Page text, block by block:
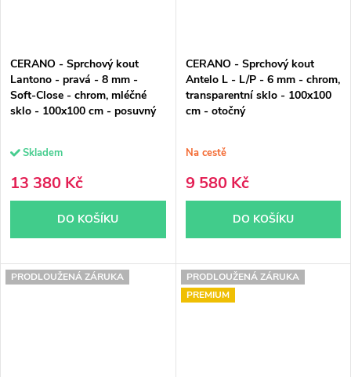
CERANO - Sprchový kout
Lantono - pravá - 8 mm -
Soft-Close - chrom, mléčné
sklo - 100x100 cm - posuvný
Skladem
13 380 Kč
DO KOŠÍKU
CERANO - Sprchový kout
Antelo L - L/P - 6 mm - chrom,
transparentní sklo - 100x100
cm - otočný
Na cestě
9 580 Kč
DO KOŠÍKU
PRODLOUŽENÁ ZÁRUKA
PRODLOUŽENÁ ZÁRUKA
PREMIUM